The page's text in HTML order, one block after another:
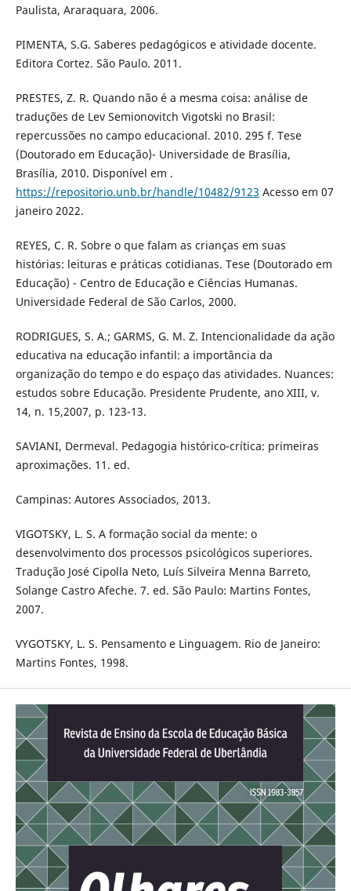
Paulista, Araraquara, 2006.
PIMENTA, S.G. Saberes pedagógicos e atividade docente.
Editora Cortez. São Paulo. 2011.
PRESTES, Z. R. Quando não é a mesma coisa: análise de
traduções de Lev Semionovitch Vigotski no Brasil:
repercussões no campo educacional. 2010. 295 f. Tese
(Doutorado em Educação)- Universidade de Brasília,
Brasília, 2010. Disponível em .
https://repositorio.unb.br/handle/10482/9123 Acesso em 07
janeiro 2022.
REYES, C. R. Sobre o que falam as crianças em suas
histórias: leituras e práticas cotidianas. Tese (Doutorado em
Educação) - Centro de Educação e Ciências Humanas.
Universidade Federal de São Carlos, 2000.
RODRIGUES, S. A.; GARMS, G. M. Z. Intencionalidade da ação
educativa na educação infantil: a importância da
organização do tempo e do espaço das atividades. Nuances:
estudos sobre Educação. Presidente Prudente, ano XIII, v.
14, n. 15,2007, p. 123-13.
SAVIANI, Dermeval. Pedagogia histórico-crítica: primeiras
aproximações. 11. ed.
Campinas: Autores Associados, 2013.
VIGOTSKY, L. S. A formação social da mente: o
desenvolvimento dos processos psicológicos superiores.
Tradução José Cipolla Neto, Luís Silveira Menna Barreto,
Solange Castro Afeche. 7. ed. São Paulo: Martins Fontes,
2007.
VYGOTSKY, L. S. Pensamento e Linguagem. Rio de Janeiro:
Martins Fontes, 1998.